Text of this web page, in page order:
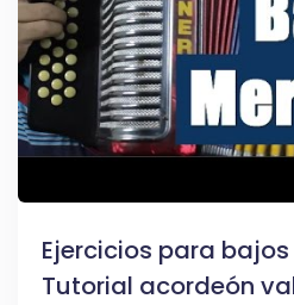
Ejercicios para
Tutorial acordeón